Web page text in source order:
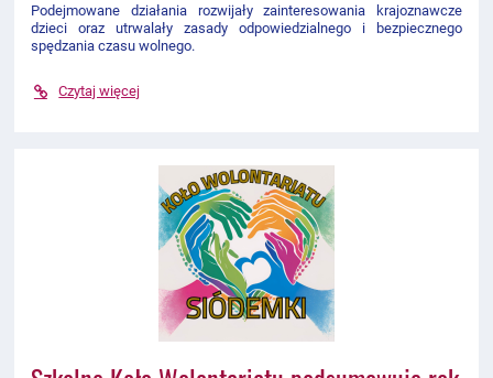
Podejmowane działania rozwijały zainteresowania krajoznawcze
dzieci oraz utrwalały zasady odpowiedzialnego i bezpiecznego
spędzania czasu wolnego.
Czytaj więcej